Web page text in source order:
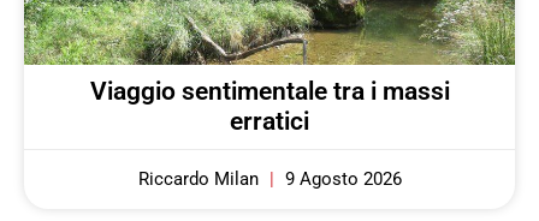
Viaggio sentimentale tra i massi
erratici
Riccardo Milan 9 Agosto 2026